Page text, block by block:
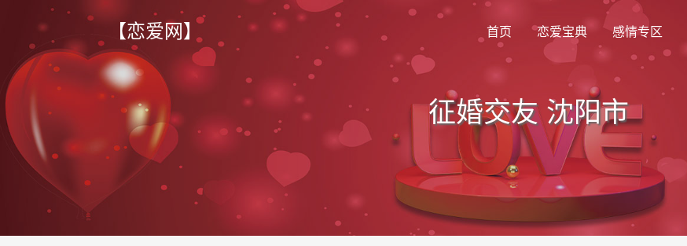
【恋爱网】 首页 恋爱宝典 感情专区
征婚交友 沈阳市